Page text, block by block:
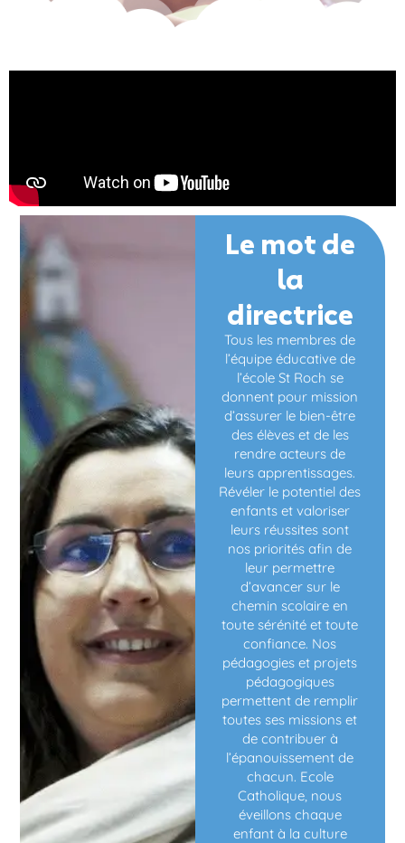
Le mot de
la
directrice
Tous les membres de
l’équipe éducative de
l’école St Roch se
donnent pour mission
d’assurer le bien-être
des élèves et de les
rendre acteurs de
leurs apprentissages.
Révéler le potentiel des
enfants et valoriser
leurs réussites sont
nos priorités afin de
leur permettre
d’avancer sur le
chemin scolaire en
toute sérénité et toute
confiance. Nos
pédagogies et projets
pédagogiques
permettent de remplir
toutes ses missions et
de contribuer à
l’épanouissement de
chacun. Ecole
Catholique, nous
éveillons chaque
enfant à la culture